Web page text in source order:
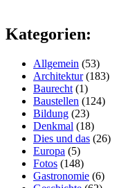
Kategorien:
Allgemein (53)
Architektur(183)
Baurecht (1)
Baustellen (124)
Bildung (23)
Denkmal (18)
Dies und das (26)
Europa (5)
Fotos (148)
Gastronomie (6)